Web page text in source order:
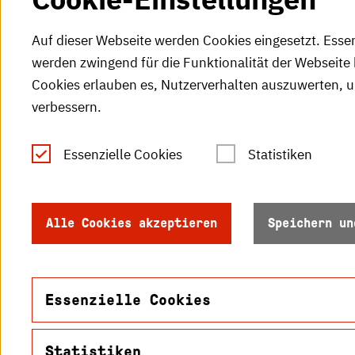
Fax: +49 (0)721 925-2000
Postfach 2440
76012 Karlsruhe
Auf dieser Webseite werden Cookies eingesetzt.
werden zwingend für die Funktionalität der
Cookies erlauben es, Nutzerverhalten auszuwerten,
verbessern.
Essenzielle Cookies Statistiken
Alle Cookies akzeptieren Speichern
Essenzielle Cookies
Statistiken